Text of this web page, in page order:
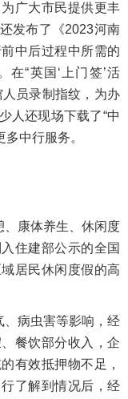
广大市民提供更丰
发布了《2023河南
中后过程中所需的
“英国‘上门签’活
员录制指纹，为办
人还现场下载了“中
中行服务。
、康体养生、休闲度
住建部公示的全国
居民休闲度假的高
、病虫害等影响，经
餐饮部分收入，企
有效抵押物不足，
了解到情况后，经